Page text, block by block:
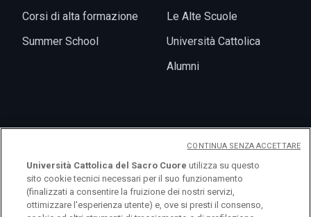
Corsi di alta formazione
Summer School
Le Alte Scuole
Università Cattolica
Alumni
Eventi
Università Cattolica del Sacro Cuore utilizza su questo
sito cookie tecnici necessari per il suo funzionamento
(finalizzati a consentire la fruizione dei nostri servizi,
ottimizzare l'esperienza utente) e, ove si presti il consenso,
CONTINUA SENZA ACCETTARE